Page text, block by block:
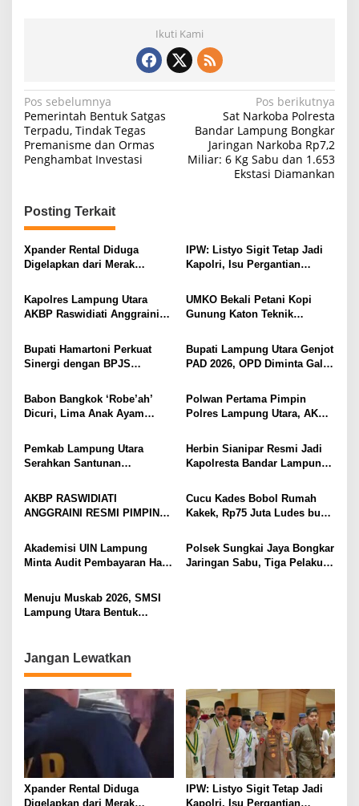
k
a
n
a
Ikuti Kami
N
a
v
a
s
i
o
Pos sebelumnya
Pemerintah Bentuk Satgas
Terpadu, Tindak Tegas
Premanisme dan Ormas
Penghambat Investasi
Pos berikutnya
Sat Narkoba Polresta
Bandar Lampung Bongkar
Jaringan Narkoba Rp7,2
Miliar: 6 Kg Sabu dan 1.653
Ekstasi Diamankan
Posting Terkait
Xpander Rental Diduga
Digelapkan dari Merak
Pengemudinya Prajurit TNI
AL
IPW: Listyo Sigit Tetap Jadi
Kapolri, Isu Pergantian
Kawanan Febrie Adriansyah
Kapolres Lampung Utara
AKBP Raswidiati Anggraini
Tokoh Masyarakat dan Adat
Perkuat Kamtibmas
UMKO Bekali Petani Kopi
Gunung Katon Teknik
Jual Hasil Panen Meningkat
Bupati Hamartoni Perkuat
Sinergi dengan BPJS
Kesehatan Makin Cepat dan
Mudah
Bupati Lampung Utara Genjot
PAD 2026, OPD Diminta Gali
hingga Optimalkan PBB-P2
Babon Bangkok ‘Robe’ah’
Dicuri, Lima Anak Ayam
Gang Jalaba Kotabumi Heboh
Polwan Pertama Pimpin
Polres Lampung Utara, AKBP
Pedang Pora
Pemkab Lampung Utara
Serahkan Santunan
Korban Kebakaran
Herbin Sianipar Resmi Jadi
Kapolresta Bandar Lampung,
Prioritas
AKBP RASWIDIATI
ANGGRAINI RESMI PIMPIN
BAWA KOMITMEN PERKUAT
KAMTIBMAS DAN
PELAYANAN PRESISI
Cucu Kades Bobol Rumah
Kakek, Rp75 Juta Ludes buat
Ditembak Polisi
Akademisi UIN Lampung
Minta Audit Pembayaran Hak
Kepastian Hukum Tak Boleh
Berlarut
Polsek Sungkai Jaya Bongkar
Jaringan Sabu, Tiga Pelaku
Menuju Muskab 2026, SMSI
Lampung Utara Bentuk
Jangan Lewatkan
Xpander Rental Diduga
Digelapkan dari Merak
IPW: Listyo Sigit Tetap Jadi
Kapolri, Isu Pergantian